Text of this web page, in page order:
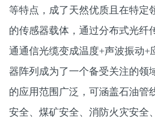
等特点，成了天然优质且在特定
的传感器载体，通过分布式光纤
通通信光缆变成温度+声波振动+
器阵列成为了一个备受关注的领
的应用范围广泛，可涵盖石油管
安全、煤矿安全、消防火灾安全